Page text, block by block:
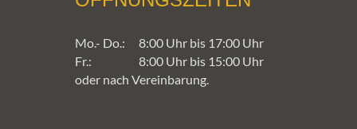
Mo.- Do.:
8:00 Uhr bis 17:00 Uhr
Fr.:
8:00 Uhr bis 15:00 Uhr
oder nach Vereinbarung.